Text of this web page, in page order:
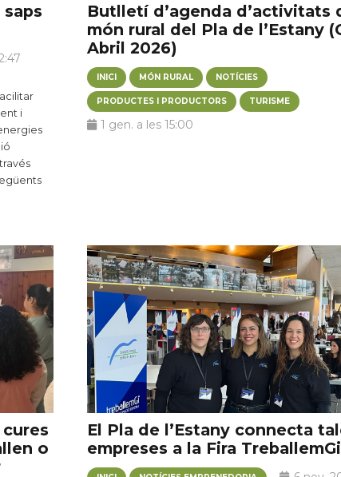
i
Butlletí d’agenda d’activitats
món rural del Pla de l’Estany
Abril 2026)
INICI MÓN RURAL NOTÍCIES
PRODUCTES I PRODUCTORS TURISME
1 gen. a les 15:00
o
El Pla de l’Estany connecta
empreses a la Fira TreballemGi